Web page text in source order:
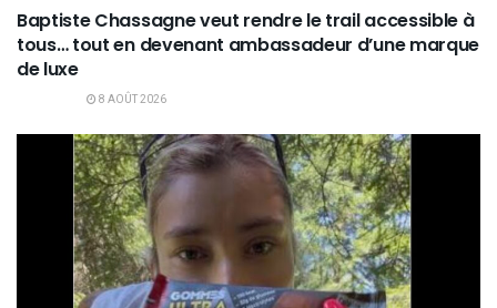
Baptiste Chassagne veut rendre le trail accessible à
tous… tout en devenant ambassadeur d’une marque
de luxe
8 AOÛT 2026